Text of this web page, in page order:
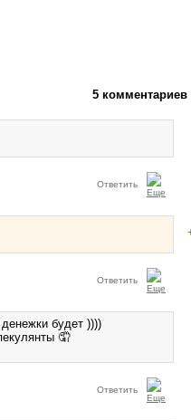
5 комментариев
Ответить
Ответить
денежки будет ))))
🤦
Ответить